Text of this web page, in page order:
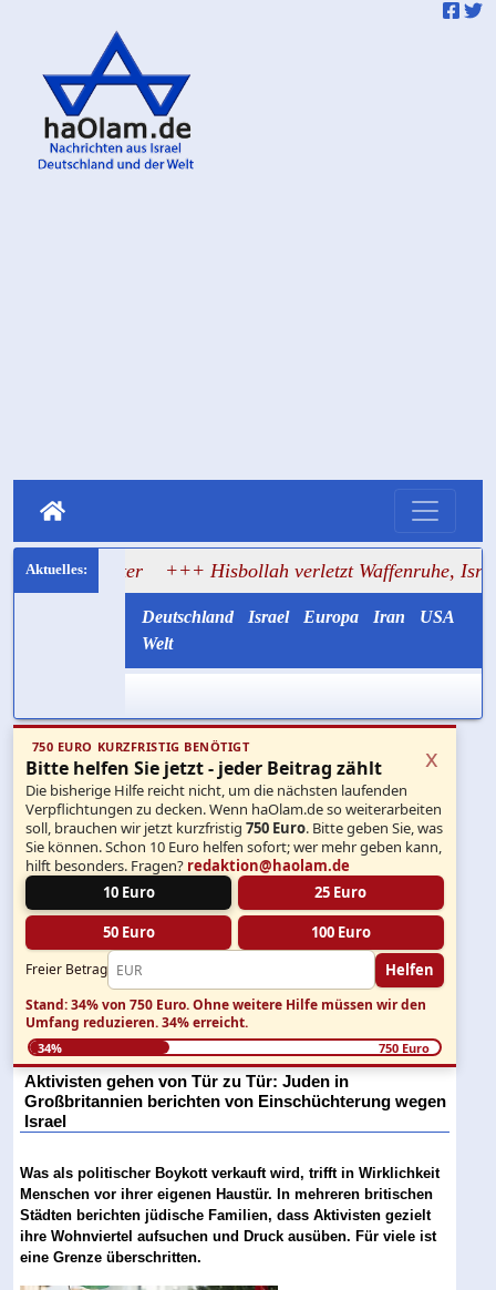
+++ Hisbollah verletzt Waffenruhe, Israel greift im
Deutschland Israel Europa Iran
USA
Welt
750 EURO KURZFRISTIG BENÖTIGT
Bitte helfen Sie jetzt - jeder Beitrag zählt
Die bisherige Hilfe reicht nicht, um die nächsten laufenden
Verpflichtungen zu decken. Wenn haOlam.de so weiterarbeiten
soll, brauchen wir jetzt kurzfristig750 Euro. Bitte geben Sie, was
Sie können. Schon 10 Euro helfen sofort; wer mehr geben kann,
hilft besonders. Fragen? redaktion@haolam.de
10 Euro
25 Euro
50 Euro 100 Euro
Freier Betrag Helfen
x
Stand: 34% von 750 Euro.Ohne weitere Hilfe müssen wir den
Umfang reduzieren.34% erreicht.
34% 750 Euro
Aktivisten gehen von Tür zu Tür: Juden in
Großbritannien berichten von Einschüchterung wegen
Israel
Was als politischer Boykott verkauft wird, trifft in Wirklichkeit
Menschen vor ihrer eigenen Haustür. In mehreren britischen
Städten berichten jüdische Familien, dass Aktivisten gezielt
ihre Wohnviertel aufsuchen und Druck ausüben. Für viele ist
eine Grenze überschritten.